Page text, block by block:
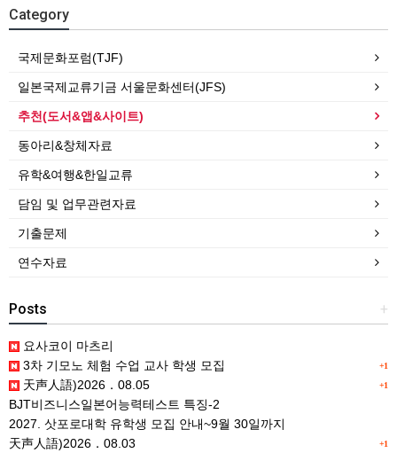
Category
국제문화포럼(TJF)
일본국제교류기금 서울문화센터(JFS)
추천(도서&앱&사이트)
동아리&창체자료
유학&여행&한일교류
담임 및 업무관련자료
기출문제
연수자료
+
Posts
요사코이 마츠리
+1
3차 기모노 체험 수업 교사 학생 모집
+1
天声人語)2026．08.05
BJT비즈니스일본어능력테스트 특징-2
2027. 삿포로대학 유학생 모집 안내~9월 30일까지
+1
天声人語)2026．08.03